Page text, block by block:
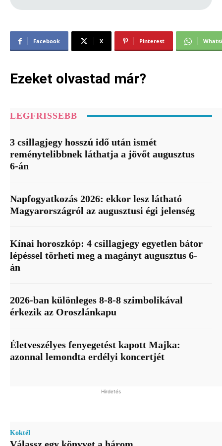
Facebook X Pinterest
Ezeket olvastad már?
LEGFRISSEBB
3 csillagjegy hosszú idő után ismét
reménytelibbnek láthatja a jövőt augusztus
6-án
Napfogyatkozás 2026: ekkor lesz látható
Magyarországról az augusztusi égi jelenség
Kínai horoszkóp: 4 csillagjegy egyetlen bátor
lépéssel törheti meg a magányt augusztus 6-
án
2026-ban különleges 8-8-8 szimbolikával
érkezik az Oroszlánkapu
Életveszélyes fenyegetést kapott Majka:
azonnal lemondta erdélyi koncertjét
Hirdetés
Koktél